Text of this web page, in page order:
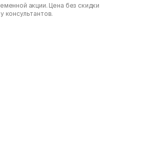
акции. Цена без скидки
консультантов.